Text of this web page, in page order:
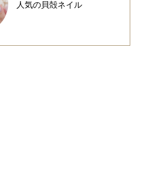
人気の貝殻ネイル